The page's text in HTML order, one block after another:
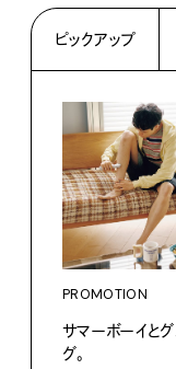
ピックアップ
PROMOTION
サマーボーイと
グ。